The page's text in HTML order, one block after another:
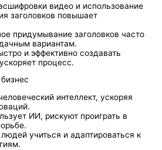
видео и использование
заголовков повышает
придумывание заголовков часто
вариантам.
и эффективно создавать
процесс.
интеллект, ускоряя
ИИ, рискуют проиграть в
учиться и адаптироваться к